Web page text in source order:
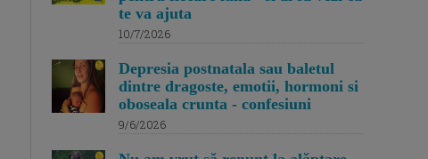
te va ajuta
10/7/2026
Depresia postnatala sau baletul
dintre dragoste, emotii, hormoni si
oboseala crunta - confesiuni
9/6/2026